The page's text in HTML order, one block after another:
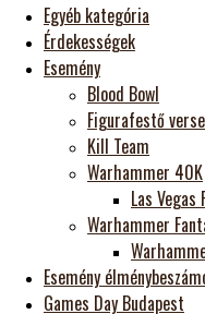
Egyéb kategória
Érdekességek
Esemény
Blood Bowl
Figurafestő
Kill Team
Warhammer 40K
Las Vegas
Warhammer
Esemény
Games Day Budapest